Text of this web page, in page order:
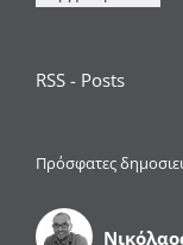
RSS - Posts
Πρόσφατες